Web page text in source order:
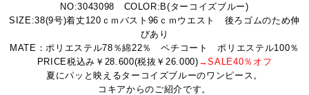
NO:3043098 COLOR:B(ターコイズブルー)
SIZE:38(9号)着丈120ｃｍバスト96ｃｍウエスト 後ろゴムのため伸
びあり
MATE：ポリエステル78％綿22％ ペチコート ポリエステル100％
PRICE税込み￥28.600(税抜￥26.000) →SALE40％オフ
夏にパッと映えるターコイズブルーのワンピース。
コキアからのご紹介です。